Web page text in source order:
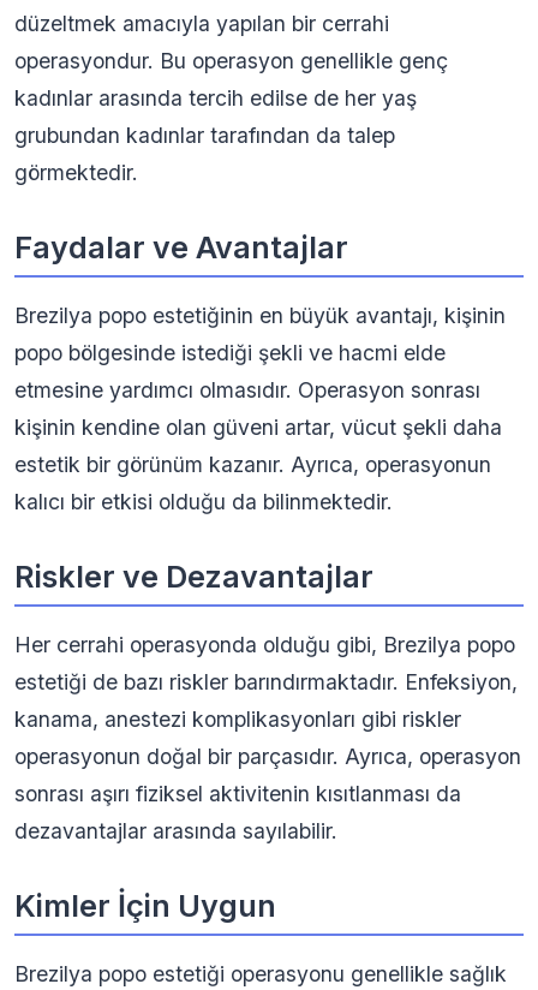
düzeltmek amacıyla yapılan bir cerrahi
operasyondur. Bu operasyon genellikle genç
kadınlar arasında tercih edilse de her yaş
grubundan kadınlar tarafından da talep
görmektedir.
Faydalar ve Avantajlar
Brezilya popo estetiğinin en büyük avantajı, kişinin
popo bölgesinde istediği şekli ve hacmi elde
etmesine yardımcı olmasıdır. Operasyon sonrası
kişinin kendine olan güveni artar, vücut şekli daha
estetik bir görünüm kazanır. Ayrıca, operasyonun
kalıcı bir etkisi olduğu da bilinmektedir.
Riskler ve Dezavantajlar
Her cerrahi operasyonda olduğu gibi, Brezilya popo
estetiği de bazı riskler barındırmaktadır. Enfeksiyon,
kanama, anestezi komplikasyonları gibi riskler
operasyonun doğal bir parçasıdır. Ayrıca, operasyon
sonrası aşırı fiziksel aktivitenin kısıtlanması da
dezavantajlar arasında sayılabilir.
Kimler İçin Uygun
Brezilya popo estetiği operasyonu genellikle sağlık